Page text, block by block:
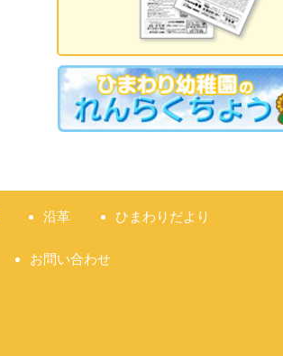
2026.09.21 敬老の日
2026.09.22 国民の休日
2026.09.23 秋分の日
沿革 ひまわりだより
お問い合わせ